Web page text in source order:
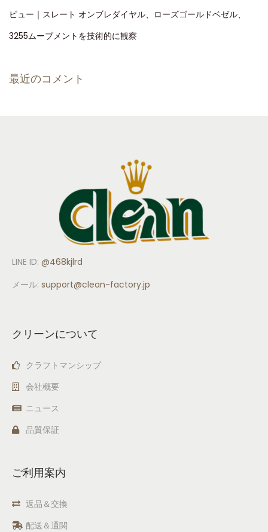
ビュー｜スレート オンブレダイヤル、ローズゴールドベゼル、
3255ムーブメントを技術的に観察
最近のコメント
LINE ID: @468kjlrd
メール: support@clean-factory.jp
クリーンについて
クラフトマンシップ
会社概要
ニュース
品質保証
ご利用案内
返品＆交換
配送＆通関